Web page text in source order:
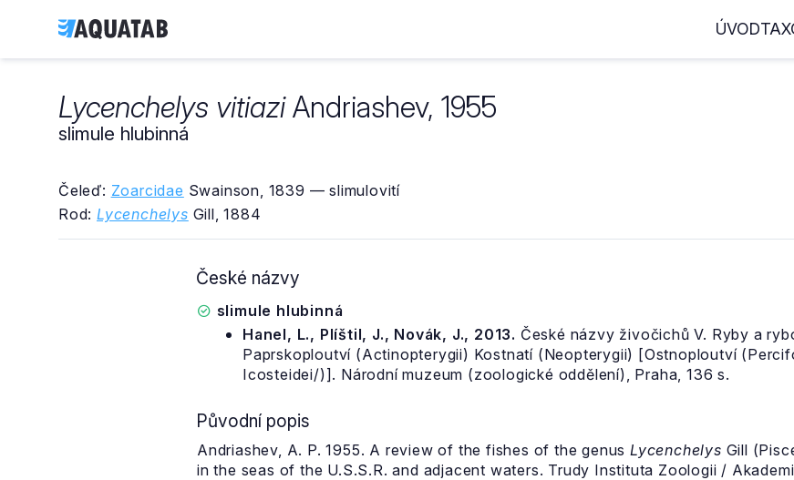
ÚVOD
Lycenchelys vitiaziAndriashev, 1955
slimule hlubinná
Čeleď: Zoarcidae Swainson, 1839 — slimulovití
Rod: Lycenchelys Gill, 1884
České názvy
slimule hlubinná
Hanel, L., Plíštil, J., Novák, J., 2013. České názvy živočichů V. Ryby a
Paprskoploutví (Actinopterygii) Kostnatí (Neopterygii) [Ostnoploutví
Icosteidei/)]. Národní muzeum (zoologické oddělení), Praha, 136 s.
Původní popis
Andriashev, A. P. 1955. A review of the fishes of the genus Lycenchelys Gill
in the seas of the U.S.S.R. and adjacent waters. Trudy Instituta Zoologii /